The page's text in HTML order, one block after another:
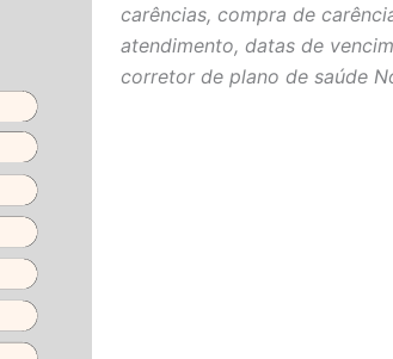
carências, compra de
atendimento, datas de
corretor de plano de saúde